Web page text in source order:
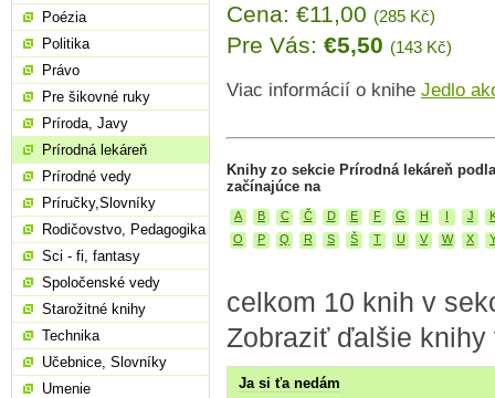
Cena: €11,00 (285 Kč)
Pre Vás: €5,50 (143 Kč)
Viac informácií o knihe Jedlo
Knihy zo sekcie Prírodná lekáreň
začínajúce na
A B C Č D E F G H I J
O
P Q R S Š T U V W X
celkom 10 knih v
Zobraziť ďalšie
Ja si ťa nedám
Poézia
Politika
Právo
Pre šikovné ruky
Príroda, Javy
Prírodná lekáreň
Prírodné vedy
Príručky,Slovníky
Rodičovstvo, Pedagogika
Sci - fi, fantasy
Spoločenské vedy
Starožitné knihy
Technika
Učebnice, Slovníky
Umenie